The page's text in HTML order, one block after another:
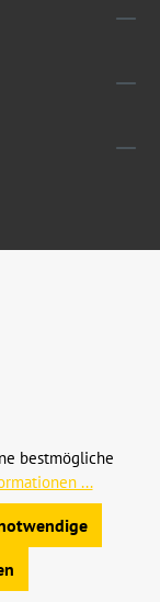
& Co. KG
|
Impressum
bestmögliche
...